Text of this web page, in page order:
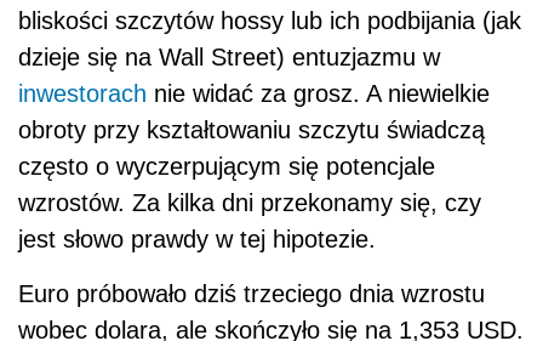
bliskości szczytów hossy lub ich podbijania (jak
dzieje się na Wall Street) entuzjazmu w
inwestorach nie widać za grosz. A niewielkie
obroty przy kształtowaniu szczytu świadczą
często o wyczerpującym się potencjale
wzrostów. Za kilka dni przekonamy się, czy
jest słowo prawdy w tej hipotezie.
Euro próbowało dziś trzeciego dnia wzrostu
wobec dolara, ale skończyło się na 1,353 USD.